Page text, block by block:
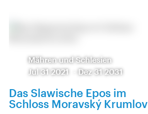
Mähren und Schlesien
Jul 31 2021
-Dez 31 2031
Das Slawische Epos im
Schloss Moravský Krumlov